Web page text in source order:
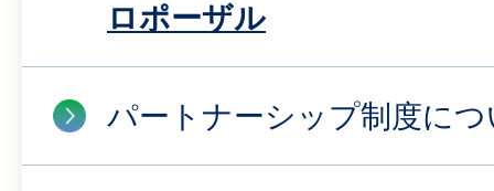
ロポーザル
パートナーシップ制度に